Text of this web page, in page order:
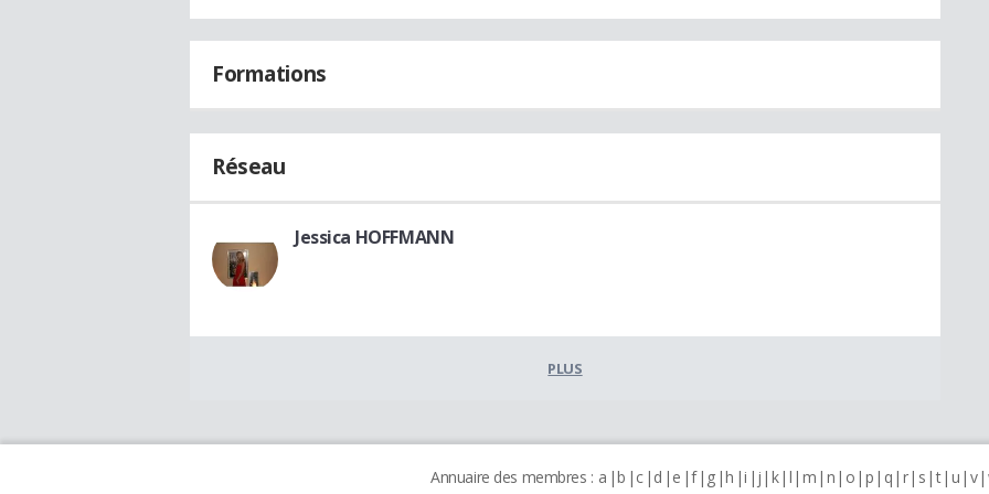
Formations
Réseau
Jessica HOFFMANN
PLUS
Annuaire des membres : a b c d e f g h i j k l m n o p q r s t u v